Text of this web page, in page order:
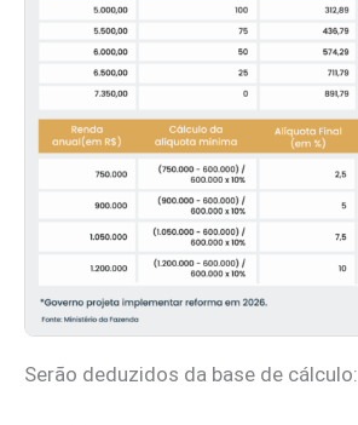
Serão deduzidos da base de cálculo: